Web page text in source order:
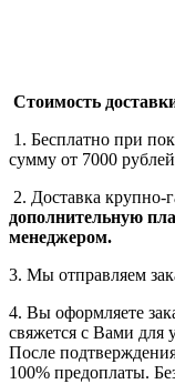
Стоимость
1. Бесплатно при
сумму от 7000
2. Доставка крупно-
дополнительную
менеджером.
3. Мы отправляем
4. Вы оформляете
свяжется с Вами для
После
100% предоплаты.